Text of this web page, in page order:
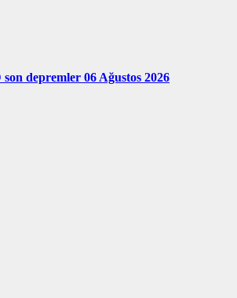
depremler 06 Ağustos 2026